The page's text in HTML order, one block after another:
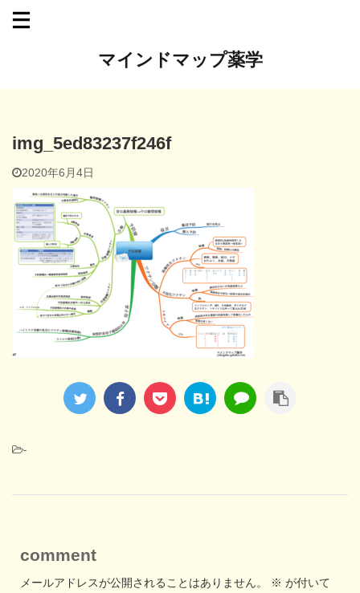
マインドマップ薬学
img_5ed83237f246f
2020年6月4日
-
comment
メールアドレスが公開されることはありません。 ※ が付いて